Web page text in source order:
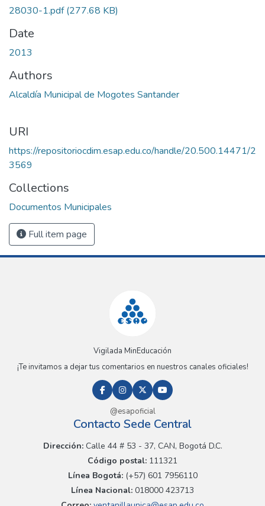
28030-1.pdf(277.68 KB)
Date
2013
Authors
Alcaldía Municipal de Mogotes Santander
URI
https://repositoriocdim.esap.edu.co/handle/20.500.14471/2
3569
Collections
Documentos Municipales
Full item page
Vigilada MinEducación
¡Te invitamos a dejar tus comentarios en nuestros canales oficiales!
@esapoficial
Contacto Sede Central
Dirección:Calle 44 # 53 - 37, CAN, Bogotá D.C.
Código postal: 111321
Línea Bogotá:(+57) 601 7956110
Línea Nacional: 018000 423713